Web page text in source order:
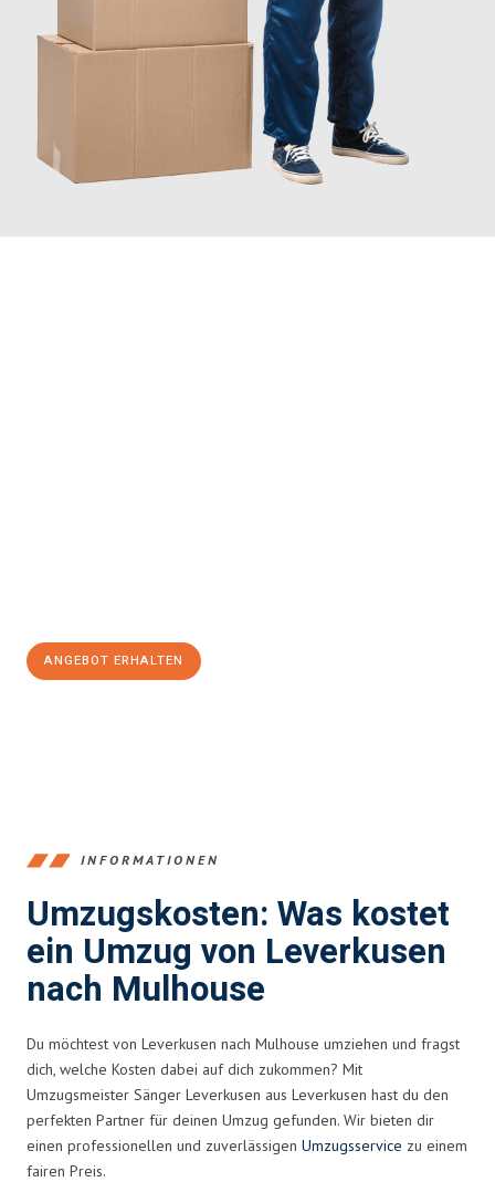
ANGEBOT ERHALTEN
INFORMATIONEN
Umzugskosten: Was kostet
ein Umzug von Leverkusen
nach Mulhouse
Du möchtest von Leverkusen nach Mulhouse umziehen und fragst
dich, welche Kosten dabei auf dich zukommen? Mit
Umzugsmeister Sänger Leverkusen aus Leverkusen hast du den
perfekten Partner für deinen Umzug gefunden. Wir bieten dir
einen professionellen und zuverlässigen Umzugsservice zu einem
fairen Preis.